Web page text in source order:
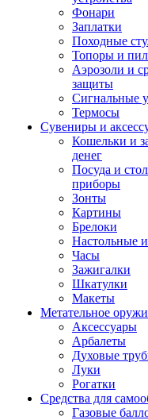
Фонари
Заплатки
Походные
Топоры и
Аэрозоли и
защиты
Сигнальные
Термосы
Сувениры и
Кошельки и
денег
Посуда и
приборы
Зонты
Картины
Брелоки
Настольные
Часы
Зажигалки
Шкатулки
Макеты
Метательное
Аксессуары
Арбалеты
Духовые
Луки
Рогатки
Средства для
Газовые